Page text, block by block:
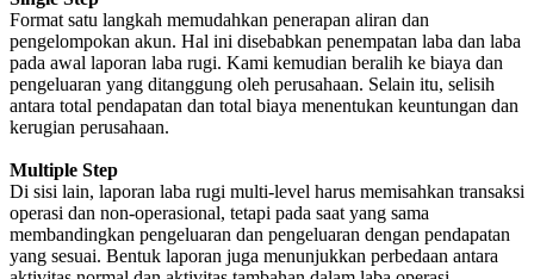
Format satu langkah memudahkan penerapan aliran dan
pengelompokan akun. Hal ini disebabkan penempatan laba dan laba
pada awal laporan laba rugi. Kami kemudian beralih ke biaya dan
pengeluaran yang ditanggung oleh perusahaan. Selain itu, selisih
antara total pendapatan dan total biaya menentukan keuntungan dan
kerugian perusahaan.
Multiple Step
Di sisi lain, laporan laba rugi multi-level harus memisahkan transaksi
operasi dan non-operasional, tetapi pada saat yang sama
membandingkan pengeluaran dan pengeluaran dengan pendapatan
yang sesuai. Bentuk laporan juga menunjukkan perbedaan antara